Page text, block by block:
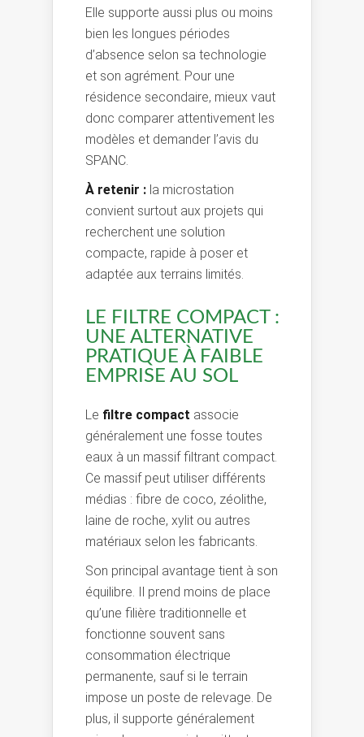
Elle supporte aussi plus ou moins
bien les longues périodes
d’absence selon sa technologie
et son agrément. Pour une
résidence secondaire, mieux vaut
donc comparer attentivement les
modèles et demander l’avis du
SPANC.
À retenir : la microstation
convient surtout aux projets qui
recherchent une solution
compacte, rapide à poser et
adaptée aux terrains limités.
LE FILTRE COMPACT :
UNE ALTERNATIVE
PRATIQUE À FAIBLE
EMPRISE AU SOL
Le filtre compact associe
généralement une fosse toutes
eaux à un massif filtrant compact.
Ce massif peut utiliser différents
médias : fibre de coco, zéolithe,
laine de roche, xylit ou autres
matériaux selon les fabricants.
Son principal avantage tient à son
équilibre. Il prend moins de place
qu’une filière traditionnelle et
fonctionne souvent sans
consommation électrique
permanente, sauf si le terrain
impose un poste de relevage. De
plus, il supporte généralement